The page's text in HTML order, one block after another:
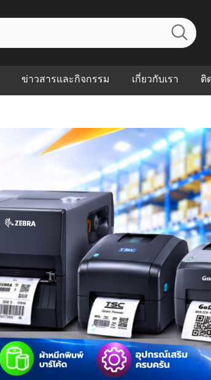
ข่าวสารและกิจกรรม เกี่ยวกับเรา
FAQs
Our Customer
ติ